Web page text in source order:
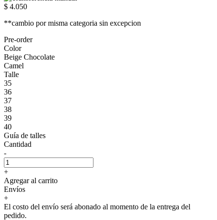
$ 4.050
**cambio por misma categoria sin excepcion
Pre-order
Color
Beige Chocolate
Camel
Talle
35
36
37
38
39
40
Guía de talles
Cantidad
-
+
Agregar al carrito
Envíos
+
El costo del envío será abonado al momento de la entrega del
pedido.